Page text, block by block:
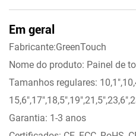
Em geral
Fabricante:GreenTouch
Nome do produto: Painel de
Tamanhos regulares:
Garantia: 1-3 anos